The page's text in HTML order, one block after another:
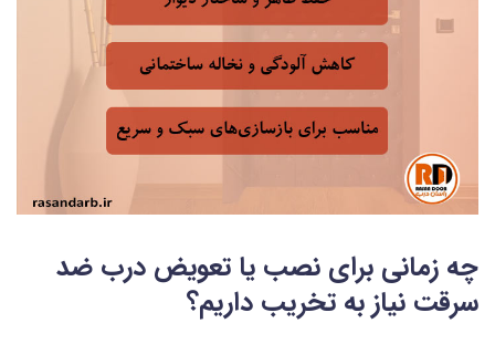
چه زمانی برای نصب یا تعویض درب ضد
سرقت نیاز به تخریب داریم؟